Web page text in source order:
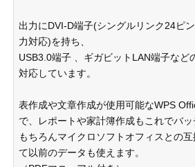
出力にDVI-D端子(シングルリンク24ピ
力対応)を持ち、
USB3.0端子 、ギガビットLAN端子など
対応しています。
表作成や文章作成が使用可能なWPS
で、レポートや家計簿作成もこれでバッ
もちろんマイクロソフトオフィスとの
て以前のデータも使えます。